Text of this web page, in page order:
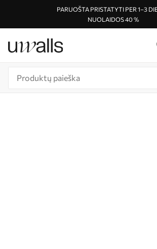
PARUOŠTA PRISTATYTI PER 1–3
NUOLAIDOS 40 %